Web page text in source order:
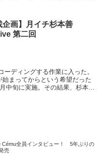
企画】月イチ杉本善
第二回
ディングする作業に入った。
まってからという希望だった
中旬に実施。その結果、杉本善
Cému全員インタビュー！ 5年ぶりの
売